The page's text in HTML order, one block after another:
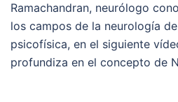
Ramachandran, neurólogo
los campos de la neurología
psicofísica, en el siguiente
profundiza en el concepto de